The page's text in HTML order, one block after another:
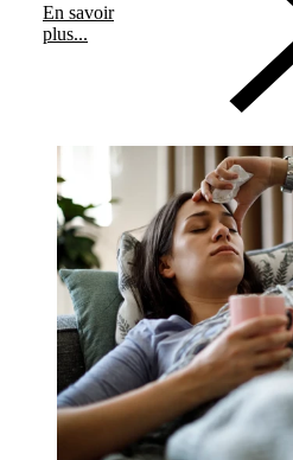
En savoir
plus...